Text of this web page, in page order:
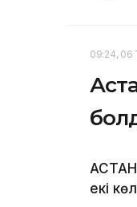
09:24, 06
екі